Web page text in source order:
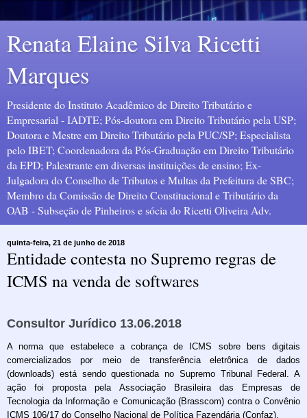
Renata Elaine Silva Ricetti
Marques
Presidente do Instituto Acadêmico de Direito Tributário e
Empresarial - IADTE; Pós-doutora em Direito Tributário pela USP;
Doutora e Mestre em Direito Tributário pela PUC/SP; Especialista
pelo IBET; Coordenadora da Pós-Graduação em Direito Tributário
da EPD; Palestrante em diversas instituições de ensino; Ex-
Julgadora do Conselho de Tributos e Multas da Prefeitura de SBC;
Membro da Comissão de Direito Constitucional e Tributário da
OAB - Subseção de Pinheiros e sócia do Ricetti Oliveira Adv.
quinta-feira, 21 de junho de 2018
Entidade contesta no Supremo regras de
ICMS na venda de softwares
Consultor Jurídico 13.06.2018
A norma que estabelece a cobrança de ICMS sobre bens digitais
comercializados por meio de transferência eletrônica de dados
(downloads) está sendo questionada no Supremo Tribunal Federal. A
ação foi proposta pela Associação Brasileira das Empresas de
Tecnologia da Informação e Comunicação (Brasscom) contra o Convênio
ICMS 106/17 do Conselho Nacional de Política Fazendária (Confaz).